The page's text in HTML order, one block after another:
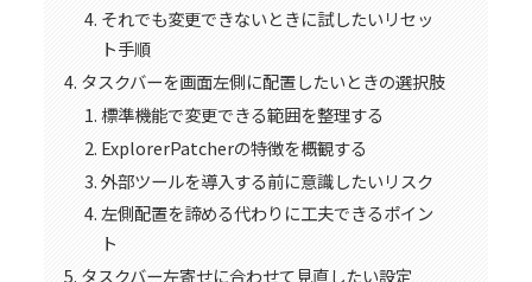
それでも変更できないときに試したいリセッ
ト手順
タスクバーを画面左側に配置したいときの選択肢
標準機能で変更できる範囲を整理する
ExplorerPatcherの特徴を概観する
外部ツールを導入する前に意識したいリスク
左側配置を諦める代わりに工夫できるポイン
ト
タスクバー左寄せに合わせて見直したい設定